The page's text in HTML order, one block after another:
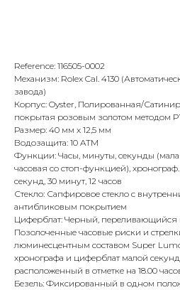
Reference: 116505-0002
Механизм: Rolex Cal. 4130
завода)
Корпус: Oyster, Полированная/
покрытая розовым золотом методом
Размер: 40 мм x 12,5 мм
Водозащита: 10 ATM
Функции: Часы, минуты, секунды
часовая со стоп-функцией),
секунд, 30 минут, 12 часов
Стекло: Сапфировое стекло с
антибликовым покрытием
Циферблат: Черный, переливающийся
Позолоченные часовые риски и
люминесцентным составом Super
хронографа и циферблат малой
расположенный в отметке на 18.00
Безель: Фиксированный в одном